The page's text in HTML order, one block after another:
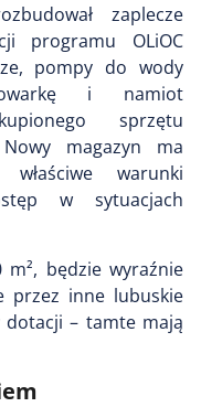
zaplecze
programu OLiOC
pompy do wody
i namiot
sprzętu
magazyn ma
warunki
w sytuacjach
będzie wyraźnie
przez inne lubuskie
– tamte mają